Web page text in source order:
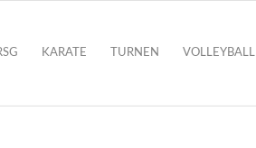
KARATE TURNEN VOLLEYBALL